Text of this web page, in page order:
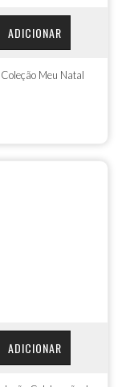
ADICIONAR
Meu Natal
ADICIONAR